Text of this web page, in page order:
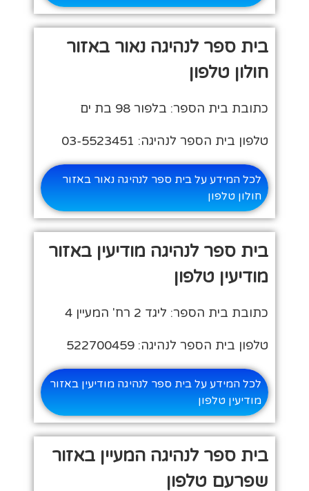
בית ספר לנהיגה נאור באזור
חולון טלפון
כתובת בית הספר: בלפור 98 בת ים
טלפון בית הספר לנהיגה: 03-5523451
לכל המידע על בית ספר לנהיגה נאור באזור
חולון טלפון
בית ספר לנהיגה מודיעין באזור
מודיעין טלפון
כתובת בית הספר: ליגד 2 רח' המעיין 4
טלפון בית הספר לנהיגה: 522700459
לכל המידע על בית ספר לנהיגה מודיעין באזור
מודיעין טלפון
בית ספר לנהיגה המעיין באזור
שפרעם טלפון